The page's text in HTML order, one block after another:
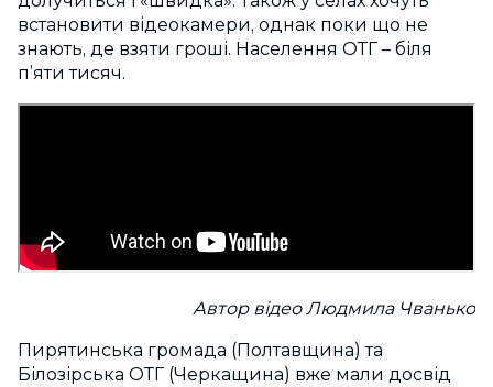
встановити відеокамери, однак поки що не
знають, де взяти гроші. Населення ОТГ – біля
п’яти тисяч.
Автор відео Людмила Чванько
Пирятинська громада (Полтавщина) та
Білозірська ОТГ (Черкащина) вже мали досвід